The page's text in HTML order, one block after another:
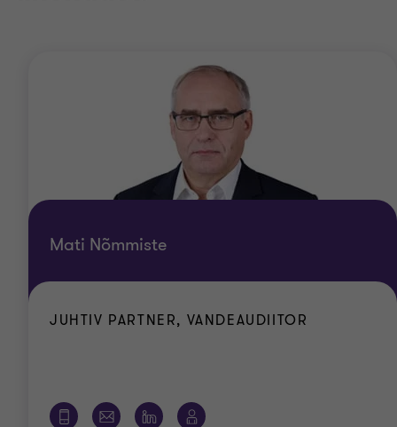
Mati Nõmmiste
JUHTIV PARTNER, VANDEAUDIITOR